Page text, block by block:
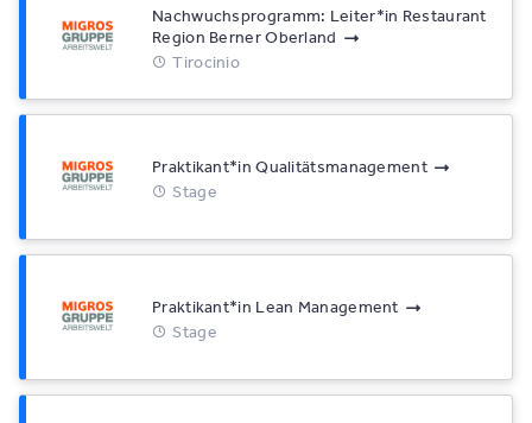
Nachwuchsprogramm: Leiter*​in Restaurant
Region Berner Oberland
Tirocinio
Praktikant*​in Qualitätsmanagement
Stage
Praktikant*​in Lean Management
Stage